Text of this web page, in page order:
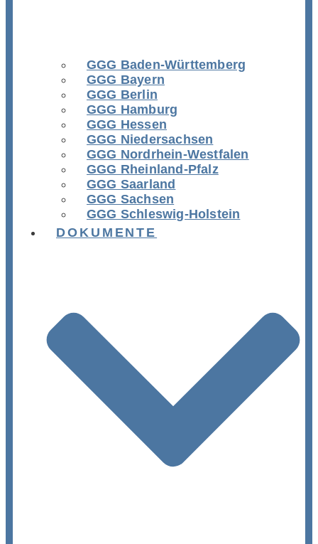
GGG Baden-Württemberg
GGG Bayern
GGG Berlin
GGG Hamburg
GGG Hessen
GGG Niedersachsen
GGG Nordrhein-Westfalen
GGG Rheinland-Pfalz
GGG Saarland
GGG Sachsen
GGG Schleswig-Holstein
DOKUMENTE